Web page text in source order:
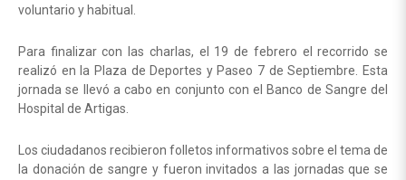
voluntario y habitual.
Para finalizar con las charlas, el 19 de febrero el recorrido se
realizó en la Plaza de Deportes y Paseo 7 de Septiembre. Esta
jornada se llevó a cabo en conjunto con el Banco de Sangre del
Hospital de Artigas.
Los ciudadanos recibieron folletos informativos sobre el tema de
la donación de sangre y fueron invitados a las jornadas que se